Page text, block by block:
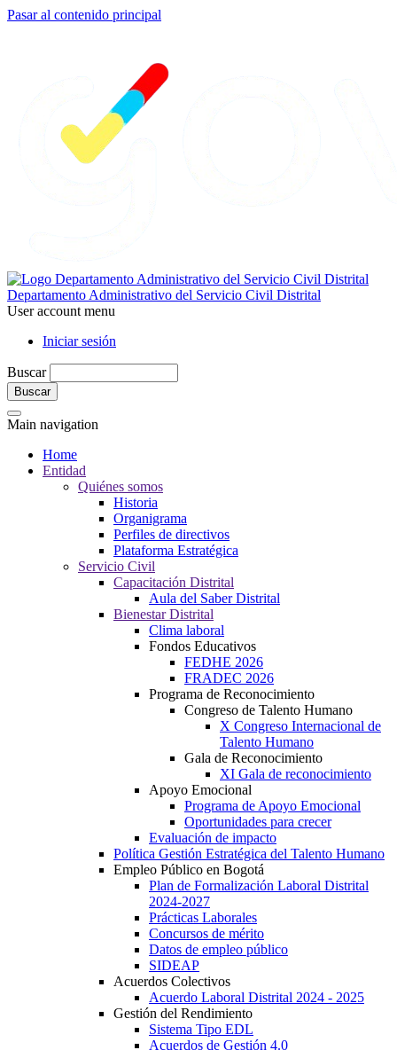
Pasar al contenido principal
Departamento Administrativo del Servicio Civil Distrital
User account menu
Iniciar sesión
Buscar
Main navigation
Home
Entidad
Quiénes somos
Historia
Organigrama
Perfiles de directivos
Plataforma Estratégica
Servicio Civil
Capacitación Distrital
Aula del Saber Distrital
Bienestar Distrital
Clima laboral
Fondos Educativos
FEDHE 2026
FRADEC 2026
Programa de Reconocimiento
Congreso de Talento Humano
X Congreso Internacional de
Talento Humano
Gala de Reconocimiento
XI Gala de reconocimiento
Apoyo Emocional
Programa de Apoyo Emocional
Oportunidades para crecer
Evaluación de impacto
Política Gestión Estratégica del Talento Humano
Empleo Público en Bogotá
Plan de Formalización Laboral Distrital
2024-2027
Prácticas Laborales
Concursos de mérito
Datos de empleo público
SIDEAP
Acuerdos Colectivos
Acuerdo Laboral Distrital 2024 - 2025
Gestión del Rendimiento
Sistema Tipo EDL
Acuerdos de Gestión 4.0